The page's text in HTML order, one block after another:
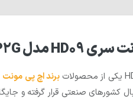
برند اچ پی مونت